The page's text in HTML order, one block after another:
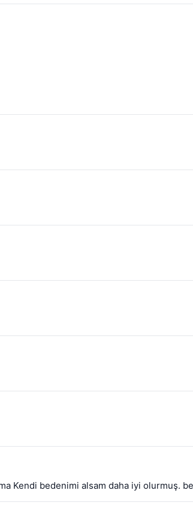
Kendi bedenimi alsam daha iyi olurmuş.